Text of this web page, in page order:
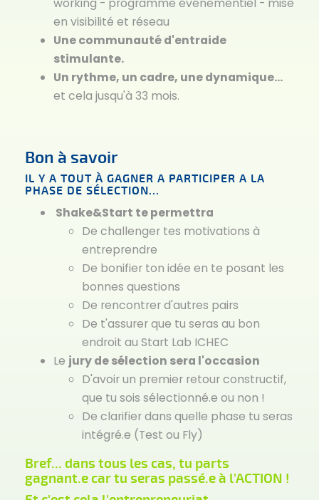
en visibilité et réseau
Une communauté d'entraide
stimulante.
Un rythme, un cadre, une dynamique...
et cela jusqu'à 33 mois.
Bon à savoir
IL Y A TOUT À GAGNER A PARTICIPER A LA
PHASE DE SÉLECTION...
Shake&Start te permettra
De challenger tes motivations à
entreprendre
De bonifier ton idée en te posant les
bonnes questions
De rencontrer d'autres pairs
De t'assurer que tu seras au bon
endroit au Start Lab ICHEC
Le jury de sélection sera l'occasion
D'avoir un premier retour constructif,
que tu sois sélectionné.e ou non !
De clarifier dans quelle phase tu seras
intégré.e (Test ou Fly)
Bref... dans tous les cas, tu parts
gagnant.e car tu seras passé.e à l'ACTION !